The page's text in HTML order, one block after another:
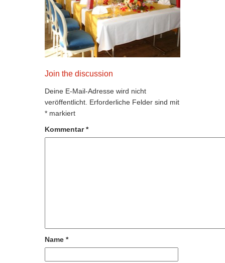
Join the discussion
Deine E-Mail-Adresse wird nicht
veröffentlicht. Erforderliche Felder sind mit
* markiert
Kommentar*
Name *